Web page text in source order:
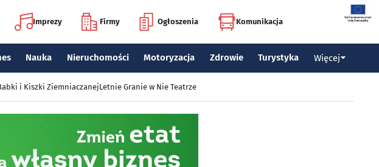
Imprezy Firmy Ogłoszenia Komunikacja
Nauka Nieruchomości Motoryzacja Zdrowie Turystyka Więcej
i Kiszki ZiemniaczanejLetnie Granie w Nie Teatrze